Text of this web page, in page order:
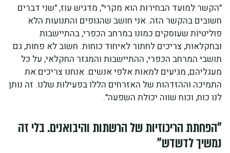
"הקשר למועד הבחירות הוא מקרי", מדגיש עוז, "שני דברים
חשובים בהקשר הזה. אני חושב שהגופים והתנועות הלא
פוליטיות שעוסקים כמונו במרחב הכפרי, בהתיישבות
ובחקלאות, צריכים לחתור לאיחוד כוחות. חשוב לא פחות, גם
תושבי המרחב הכפרי, ההתיישבות והמגזר החקלאי, על כל
מעגליהם, מגיעים למאות אלפי אנשים. אנחנו צריכים את
התמיכה וההזדהות של האזרחים הללו בפעילות שלנו. זה נותן
לנו כוח, וכוח שווה יכולת השפעה".
"הפחתת הריכוזיות של הרשתות והיבואנים. בלי זה
נמשיך לדשדש"